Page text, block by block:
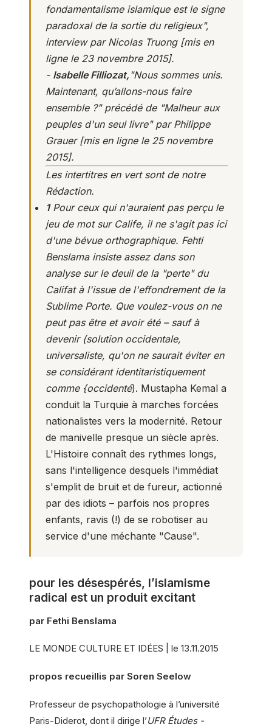
fondamentalisme islamique est le signe
paradoxal de la sortie du religieux",
interview par Nicolas Truong [mis en
ligne le 23 novembre 2015].
- Isabelle Filliozat, "Nous sommes unis.
Maintenant, qu’allons-nous faire
ensemble ?" précédé de "Malheur aux
peuples d'un seul livre" par Philippe
Grauer [mis en ligne le 25 novembre
2015].
Les intertitres en vert sont de notre
Rédaction.
1Pour ceux qui n'auraient pas perçu le
jeu de mot sur Calife, il ne s'agit pas ici
d'une bévue orthographique. Fehti
Benslama insiste assez dans son
analyse sur le deuil de la "perte" du
Califat à l'issue de l'effondrement de la
Sublime Porte. Que voulez-vous on ne
peut pas être et avoir été – sauf à
devenir (solution occidentale,
universaliste, qu'on ne saurait éviter en
se considérant identitaristiquement
comme {occidenté). Mustapha Kemal a
conduit la Turquie à marches forcées
nationalistes vers la modernité. Retour
de manivelle presque un siècle après.
L'Histoire connaît des rythmes longs,
sans l'intelligence desquels l'immédiat
s'emplit de bruit et de fureur, actionné
par des idiots – parfois nos propres
enfants, ravis (!) de se robotiser au
service d'une méchante "Cause".
pour les désespérés, l’islamisme
radical est un produit excitant
par Fethi Ben­slama
LE MONDE CULTURE ET IDÉES | le 13.11.2015
propos recueillis par Soren Seelow
Professeur de psychopathologie à l’université
Paris-Diderot, dont il dirige l’UFR Études ­